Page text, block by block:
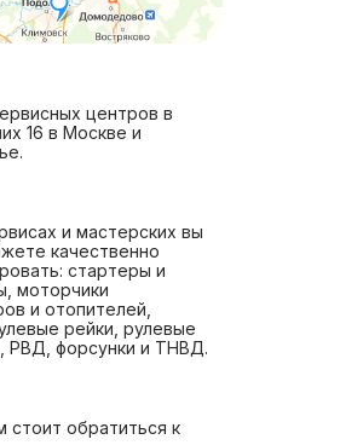
центров в
16 в Москве и
и мастерских вы
качественно
стартеры и
моторчики
и отопителей,
рейки, рулевые
РВД, форсунки и ТНВД.
стоит обратиться к